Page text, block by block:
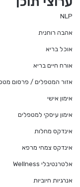
NLP
אהבה רוחנית
אוכל בריא
אורח חיים בריא
אזור המטפלים / פרסום
אימון אישי
אימון עיסקי למטפלים
אינדקס מחלות
אינדקס צמחי מרפא
אלטרנטיבלי Wellness
אנרגיות חיוביות